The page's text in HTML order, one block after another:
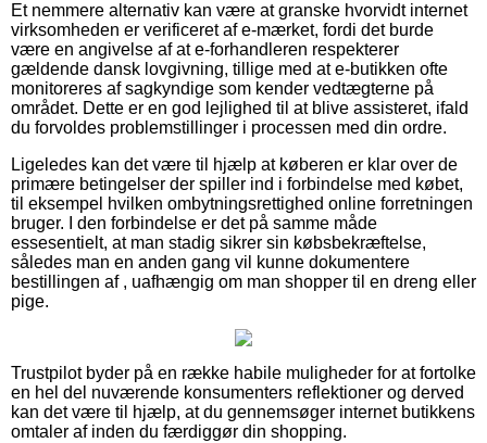
Et nemmere alternativ kan være at granske hvorvidt internet
virksomheden er verificeret af e-mærket, fordi det burde
være en angivelse af at e-forhandleren respekterer
gældende dansk lovgivning, tillige med at e-butikken ofte
monitoreres af sagkyndige som kender vedtægterne på
området. Dette er en god lejlighed til at blive assisteret, ifald
du forvoldes problemstillinger i processen med din ordre.
Ligeledes kan det være til hjælp at køberen er klar over de
primære betingelser der spiller ind i forbindelse med købet,
til eksempel hvilken ombytningsrettighed online forretningen
bruger. I den forbindelse er det på samme måde
essesentielt, at man stadig sikrer sin købsbekræftelse,
således man en anden gang vil kunne dokumentere
bestillingen af , uafhængig om man shopper til en dreng eller
pige.
Trustpilot byder på en række habile muligheder for at fortolke
en hel del nuværende konsumenters reflektioner og derved
kan det være til hjælp, at du gennemsøger internet butikkens
omtaler af inden du færdiggør din shopping.